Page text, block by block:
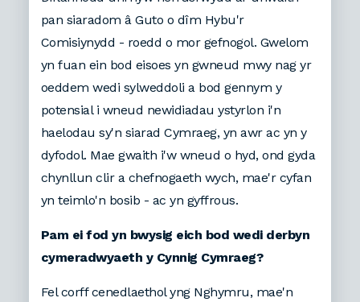
pan siaradom â Guto o dîm Hybu'r
Comisiynydd - roedd o mor gefnogol. Gwelom
yn fuan ein bod eisoes yn gwneud mwy nag yr
oeddem wedi sylweddoli a bod gennym y
potensial i wneud newidiadau ystyrlon i'n
haelodau sy'n siarad Cymraeg, yn awr ac yn y
dyfodol. Mae gwaith i'w wneud o hyd, ond gyda
chynllun clir a chefnogaeth wych, mae'r cyfan
yn teimlo'n bosib - ac yn gyffrous.
Pam ei fod yn bwysig eich bod wedi derbyn
cymeradwyaeth y Cynnig Cymraeg?
Fel corff cenedlaethol yng Nghymru, mae'n